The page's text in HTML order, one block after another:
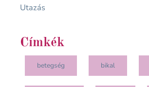
Utazás
Címkék
betegség bikal